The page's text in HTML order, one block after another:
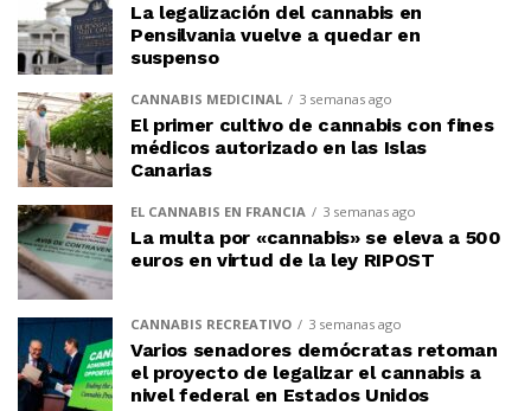
La legalización del cannabis en
Pensilvania vuelve a quedar en
suspenso
CANNABIS MEDICINAL 3 semanas ago
El primer cultivo de cannabis con fines
médicos autorizado en las Islas
Canarias
EL CANNABIS EN FRANCIA 3 semanas ago
La multa por «cannabis» se eleva a 500
euros en virtud de la ley RIPOST
CANNABIS RECREATIVO 3 semanas ago
Varios senadores demócratas retoman
el proyecto de legalizar el cannabis a
nivel federal en Estados Unidos